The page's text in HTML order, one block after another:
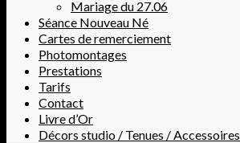
Mariage du 27.06
Séance Nouveau Né
Cartes de remerciement
Photomontages
Prestations
Tarifs
Contact
Livre d’Or
Décors studio / Tenues / Accessoires